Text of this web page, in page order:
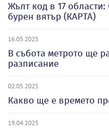
Жълт код в 17
бурен вятър (КАРТА)
16.05.2025
В събота метрото ще
разписание
02.05.2025
Какво ще е времето
19.04.2025